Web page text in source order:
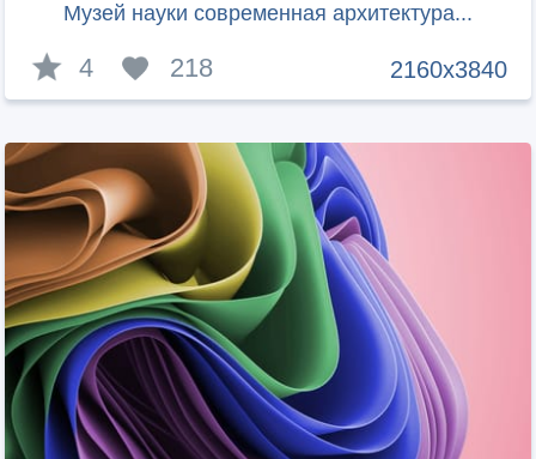
Музей науки современная архитектура...
2160x3840
4 218